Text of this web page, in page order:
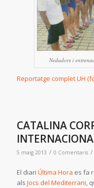
Nedadors i
Reportatge complet UH
CATALINA
5 maig 2013 / 0 Comentaris /
El diari Última Hora es fa
als Jocs del Mediterrani,